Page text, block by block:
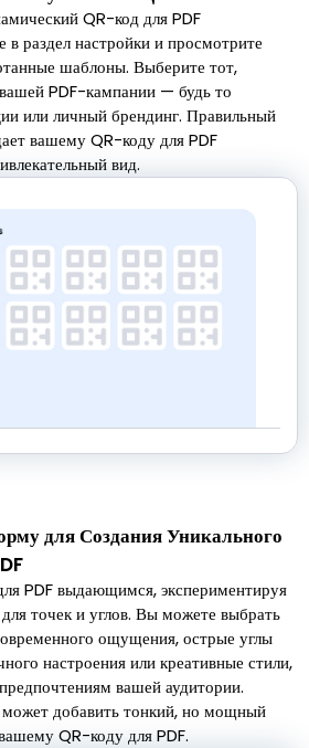
QR-код для PDF
в раздел настройки и просмотрите
шаблоны. Выберите тот,
PDF-кампании — будь то
или личный брендинг. Правильный
вашему QR-коду для PDF
вид.
для Создания Уникального
PDF выдающимся, экспериментируя
точек и углов. Вы можете выбрать
ощущения, острые углы
настроения или креативные стили,
вашей аудитории.
добавить тонкий, но мощный
QR-коду для PDF.